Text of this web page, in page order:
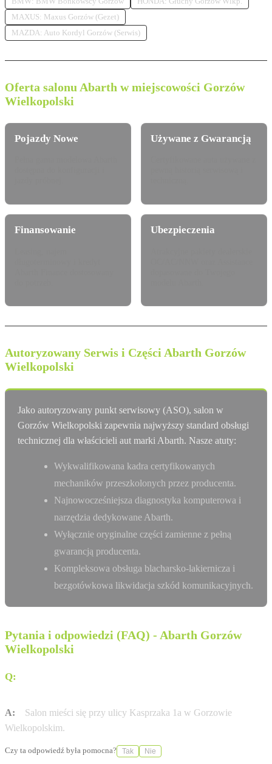
MAXUS: Maxus Gorzów (Gezet)
MAZDA: Auto Kordyl Gorzów (Serwis)
Oferta salonu Abarth w miejscowości Gorzów
Wielkopolski
Pojazdy Nowe Używane z Gwarancją
Finansowanie Ubezpieczenia
Autoryzowany Serwis i Części Abarth Gorzów
Wielkopolski
Jako autoryzowany punkt serwisowy (ASO), salon w
Gorzów Wielkopolski zapewnia najwyższy standard obsługi
technicznej dla właścicieli aut marki Abarth. Nasze atuty:
Wykwalifikowana kadra certyfikowanych
mechaników przeszkolonych przez producenta.
Najnowocześniejsza diagnostyka komputerowa i
narzędzia dedykowane Abarth.
Wyłącznie oryginalne części zamienne z pełną
gwarancją producenta.
Kompleksowa obsługa blacharsko-lakiernicza i
bezgotówkowa likwidacja szkód komunikacyjnych.
Pytania i odpowiedzi (FAQ) - Abarth Gorzów
Wielkopolski
Q:
A:
Salon mieści się przy ulicy Kasprzaka 1a w Gorzowie
Wielkopolskim.
Czy ta odpowiedź była pomocna? Tak Nie